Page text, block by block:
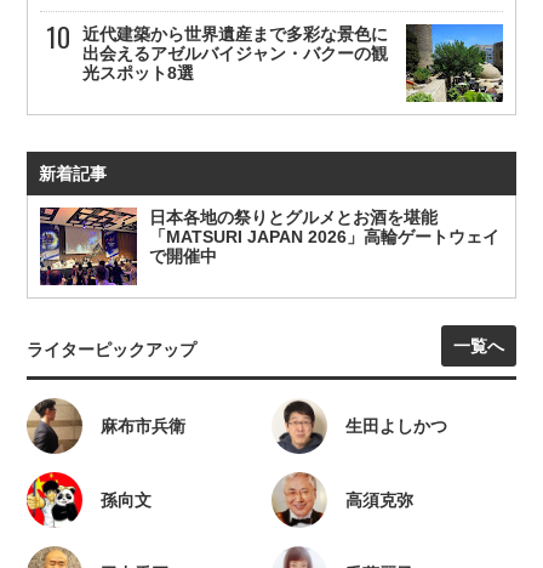
近代建築から世界遺産まで多彩な景色に
出会えるアゼルバイジャン・バクーの観
光スポット8選
新着記事
日本各地の祭りとグルメとお酒を堪能
「MATSURI JAPAN 2026」高輪ゲートウェイ
で開催中
ライターピックアップ 一覧へ
麻布市兵衛 生田よしかつ
孫向文 高須克弥